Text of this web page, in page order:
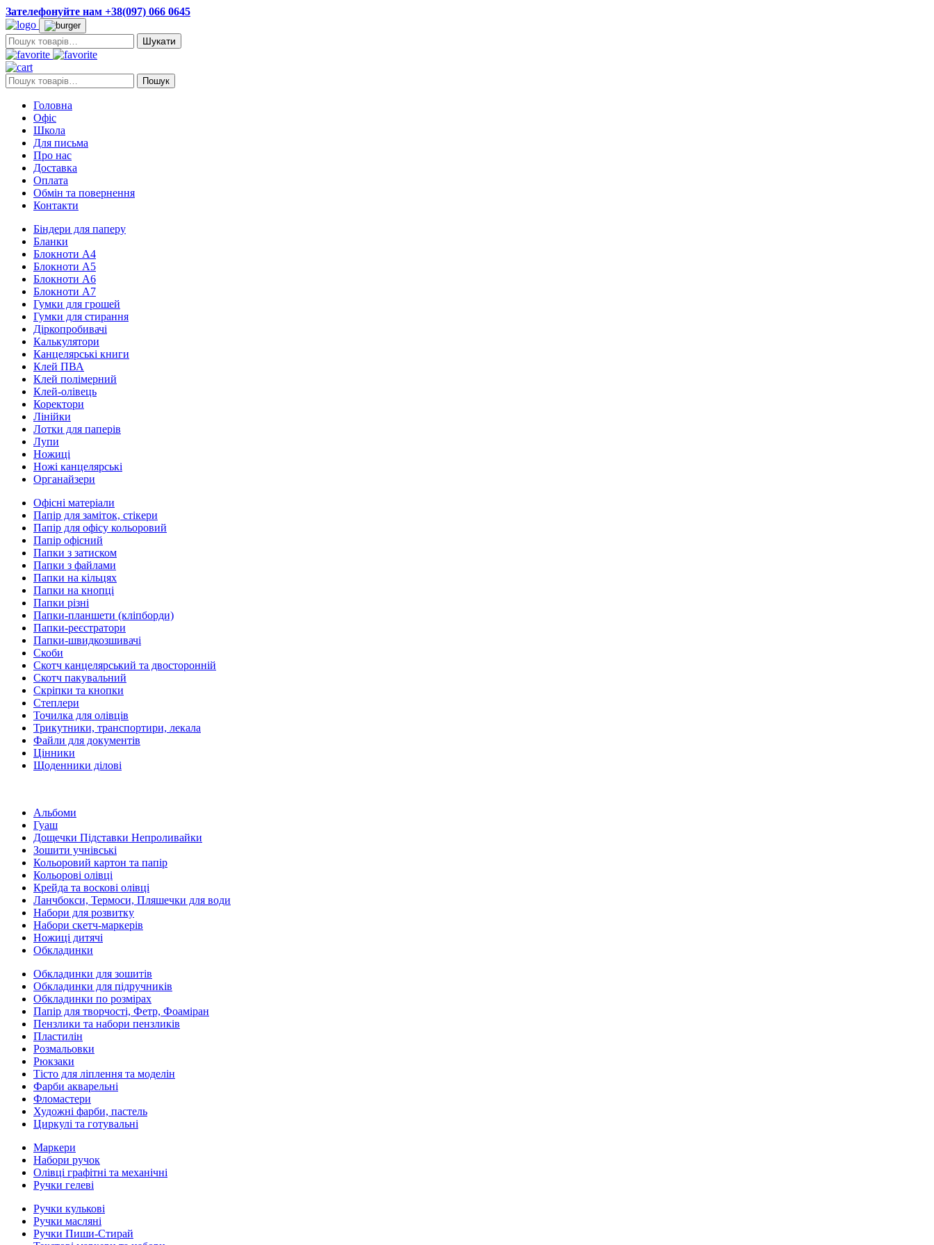
Зателефонуйте нам +38(097) 066 0645
Пошук:
Пошук: Пошук
Головна
Офіс
Школа
Для письма
Про нас
Доставка
Оплата
Обмін та повернення
Контакти
Біндери для паперу
Бланки
Блокноти А4
Блокноти А5
Блокноти А6
Блокноти А7
Гумки для грошей
Гумки для стирання
Діркопробивачі
Калькулятори
Канцелярські книги
Клей ПВА
Клей полімерний
Клей-олівець
Коректори
Лінійки
Лотки для паперів
Лупи
Ножиці
Ножі канцелярські
Органайзери
Офісні матеріали
Папір для заміток, стікери
Папір для офісу кольоровий
Папір офісний
Папки з затиском
Папки з файлами
Папки на кільцях
Папки на кнопці
Папки різні
Папки-планшети (кліпборди)
Папки-реєстратори
Папки-швидкозшивачі
Скоби
Скотч канцелярський та двосторонній
Скотч пакувальний
Скріпки та кнопки
Степлери
Точилка для олівців
Трикутники, транспортири, лекала
Файли для документів
Цінники
Щоденники ділові
Альбоми
Гуаш
Дощечки Підставки Непроливайки
Зошити учнівські
Кольоровий картон та папір
Кольорові олівці
Крейда та воскові олівці
Ланчбокси, Термоси, Пляшечки для води
Набори для розвитку
Набори скетч-маркерів
Ножиці дитячі
Обкладинки
Обкладинки для зошитів
Обкладинки для підручників
Обкладинки по розмірах
Папір для творчості, Фетр, Фоаміран
Пензлики та набори пензликів
Пластилін
Розмальовки
Рюкзаки
Тісто для ліплення та моделін
Фарби акварельні
Фломастери
Художні фарби, пастель
Циркулі та готувальні
Маркери
Набори ручок
Олівці графітні та механічні
Ручки гелеві
Ручки кулькові
Ручки масляні
Ручки Пиши-Стирай